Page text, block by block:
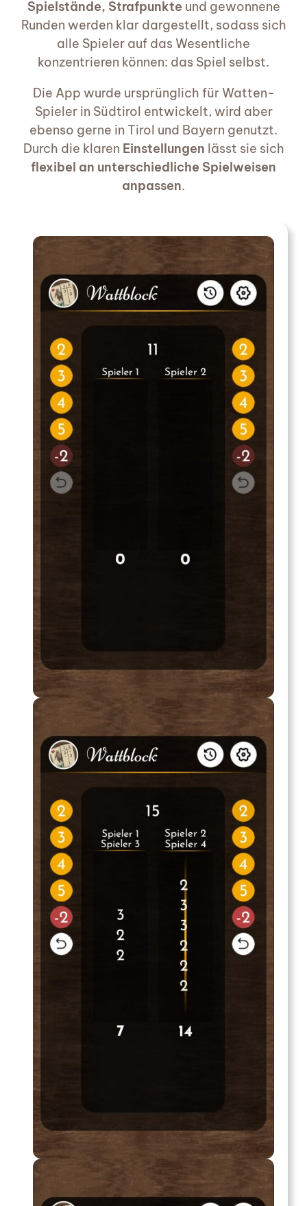
Spielstände, Strafpunkte und gewonnene
Runden werden klar dargestellt, sodass sich
alle Spieler auf das Wesentliche
konzentrieren können: das Spiel selbst.
Die App wurde ursprünglich für Watten-
Spieler in Südtirol entwickelt, wird aber
ebenso gerne in Tirol und Bayern genutzt.
Durch die klaren Einstellungen lässt sie sich
flexibel an unterschiedliche Spielweisen
anpassen.